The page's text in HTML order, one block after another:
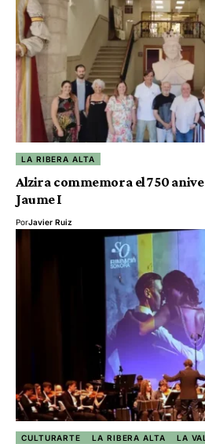
LA RIBERA ALTA
Alzira commemora el 750
Jaume I
PorJavier Ruiz
CULTURARTE LA RIBERA ALTA LA